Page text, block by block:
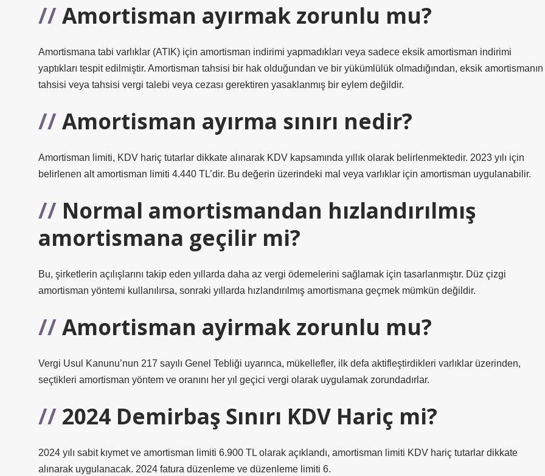
Amortisman ayırmak zorunlu mu?
Amortismana tabi varlıklar (ATIK) için amortisman indirimi yapmadıkları veya sadece eksik amortisman indirimi
yaptıkları tespit edilmiştir. Amortisman tahsisi bir hak olduğundan ve bir yükümlülük olmadığından, eksik amortismanın
tahsisi veya tahsisi vergi talebi veya cezası gerektiren yasaklanmış bir eylem değildir.
Amortisman ayırma sınırı nedir?
Amortisman limiti, KDV hariç tutarlar dikkate alınarak KDV kapsamında yıllık olarak belirlenmektedir. 2023 yılı için
belirlenen alt amortisman limiti 4.440 TL’dir. Bu değerin üzerindeki mal veya varlıklar için amortisman uygulanabilir.
Normal amortismandan hızlandırılmış
amortismana geçilir mi?
Bu, şirketlerin açılışlarını takip eden yıllarda daha az vergi ödemelerini sağlamak için tasarlanmıştır. Düz çizgi
amortisman yöntemi kullanılırsa, sonraki yıllarda hızlandırılmış amortismana geçmek mümkün değildir.
Amortisman ayirmak zorunlu mu?
Vergi Usul Kanunu’nun 217 sayılı Genel Tebliği uyarınca, mükellefler, ilk defa aktifleştirdikleri varlıklar üzerinden,
seçtikleri amortisman yöntem ve oranını her yıl geçici vergi olarak uygulamak zorundadırlar.
2024 Demirbaş Sınırı KDV Hariç mi?
2024 yılı sabit kıymet ve amortisman limiti 6.900 TL olarak açıklandı, amortisman limiti KDV hariç tutarlar dikkate
alınarak uygulanacak. 2024 fatura düzenleme ve düzenleme limiti 6.